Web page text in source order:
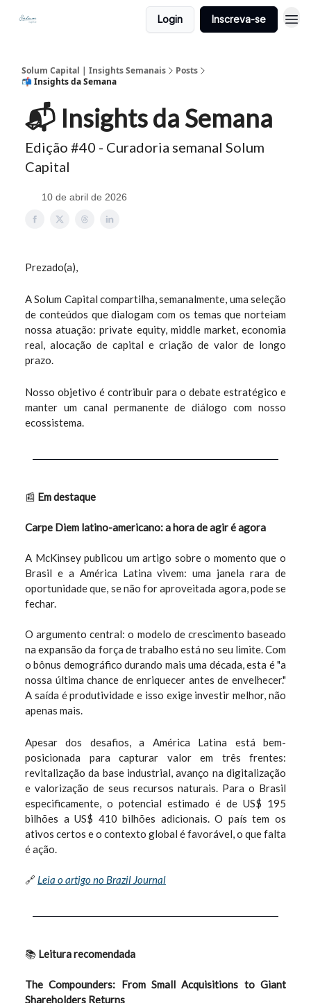
Login Inscreva-se
Solum Capital | Insights Semanais
Posts
📬 Insights da Semana
📬 Insights da Semana
Edição #40 - Curadoria semanal Solum
Capital
10 de abril de 2026
Prezado(a),
A Solum Capital compartilha, semanalmente, uma seleção
de conteúdos que dialogam com os temas que norteiam
nossa atuação: private equity, middle market, economia
real, alocação de capital e criação de valor de longo
prazo.
Nosso objetivo é contribuir para o debate estratégico e
manter um canal permanente de diálogo com nosso
ecossistema.
📰 Em destaque
Carpe Diem latino-americano: a hora de agir é agora
A McKinsey publicou um artigo sobre o momento que o
Brasil e a América Latina vivem: uma janela rara de
oportunidade que, se não for aproveitada agora, pode se
fechar.
O argumento central: o modelo de crescimento baseado
na expansão da força de trabalho está no seu limite. Com
o bônus demográfico durando mais uma década, esta é "a
nossa última chance de enriquecer antes de envelhecer."
A saída é produtividade e isso exige investir melhor, não
apenas mais.
Apesar dos desafios, a América Latina está bem-
posicionada para capturar valor em três frentes:
revitalização da base industrial, avanço na digitalização
e valorização de seus recursos naturais. Para o Brasil
especificamente, o potencial estimado é de US$ 195
bilhões a US$ 410 bilhões adicionais. O país tem os
ativos certos e o contexto global é favorável, o que falta
é ação.
🔗 Leia o artigo no Brazil Journal
📚 Leitura recomendada
The Compounders: From Small Acquisitions to Giant
Shareholders Returns